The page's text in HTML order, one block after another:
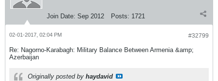
Join Date: Sep 2012 Posts: 1721
#32799
02-01-2017, 02:04 PM
Re: Nagorno-Karabagh: Military Balance Between Armenia &amp;
Azerbaijan
Originally posted by haydavid